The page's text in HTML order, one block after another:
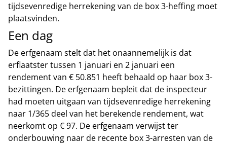
tijdsevenredige herrekening van de box 3-heffing moet
plaatsvinden.
Een dag
De erfgenaam stelt dat het onaannemelijk is dat
erflaatster tussen 1 januari en 2 januari een
rendement van € 50.851 heeft behaald op haar box 3-
bezittingen. De erfgenaam bepleit dat de inspecteur
had moeten uitgaan van tijdsevenredige herrekening
naar 1/365 deel van het berekende rendement, wat
neerkomt op € 97. De erfgenaam verwijst ter
onderbouwing naar de recente box 3-arresten van de